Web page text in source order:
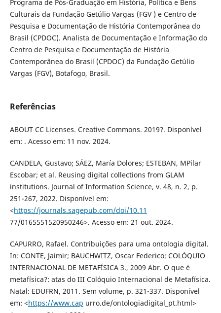
Programa de Pós-Graduação em História, Política e Bens
Culturais da Fundação Getúlio Vargas (FGV ) e Centro de
Pesquisa e Documentação de História Contemporânea do
Brasil (CPDOC). Analista de Documentação e Informação do
Centro de Pesquisa e Documentação de História
Contemporânea do Brasil (CPDOC) da Fundação Getúlio
Vargas (FGV), Botafogo, Brasil.
Referências
ABOUT CC Licenses. Creative Commons. 2019?. Disponível
em: . Acesso em: 11 nov. 2024.
CANDELA, Gustavo; SÁEZ, María Dolores; ESTEBAN, MPilar
Escobar; et al. Reusing digital collections from GLAM
institutions. Journal of Information Science, v. 48, n. 2, p.
251-267, 2022. Disponível em:
<https://journals.sagepub.com/doi/10.11
77/0165551520950246>. Acesso em: 21 out. 2024.
CAPURRO, Rafael. Contribuições para uma ontologia digital.
In: CONTE, Jaimir; BAUCHWITZ, Oscar Federico; COLÓQUIO
INTERNACIONAL DE METAFÍSICA 3., 2009 Abr. O que é
metafísica?: atas do III Colóquio Internacional de Metafísica.
Natal: EDUFRN, 2011. Sem volume, p. 321-337. Disponível
em: <https://www.cap urro.de/ontologiadigital_pt.html>